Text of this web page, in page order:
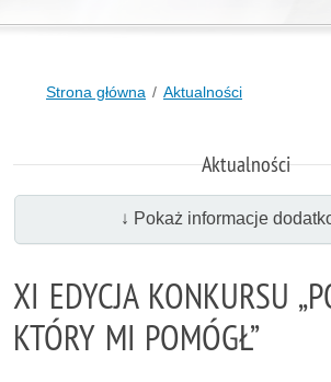
Strona główna Aktualności
Aktualności
↓ Pokaż informacje
XI EDYCJA KONKURSU
KTÓRY MI POMÓGŁ”